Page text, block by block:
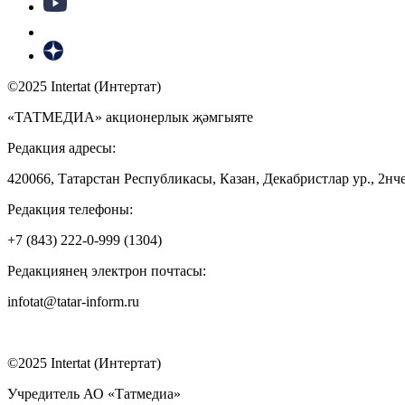
©2025 Intertat (Интертат)
«ТАТМЕДИА» акционерлык җәмгыяте
Редакция адресы:
420066, Татарстан Республикасы, Казан, Декабристлар ур.,
Редакция телефоны:
+7 (843) 222-0-999 (1304)
Редакциянең электрон почтасы:
infotat@tatar-inform.ru
©2025 Intertat (Интертат)
Учредитель АО «Татмедиа»